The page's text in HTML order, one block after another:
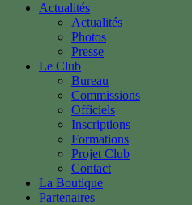
Actualités
Actualités
Photos
Presse
Le Club
Bureau
Commissions
Officiels
Inscriptions
Formations
Projet Club
Contact
La Boutique
Partenaires